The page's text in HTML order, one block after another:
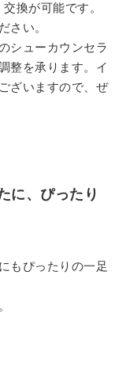
換が可能です。
さい。
シューカウンセラ
整を承ります。イ
ざいますので、ぜ
に、ぴったり
もぴったりの一足